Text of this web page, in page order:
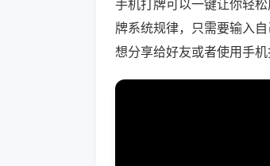
手机打牌可以一键让你轻
牌系统规律，只需要输入
想分享给好友或者使用手机